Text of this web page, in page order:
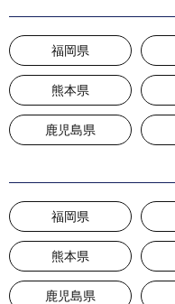
福岡県
熊本県
鹿児島県
福岡県
熊本県
鹿児島県